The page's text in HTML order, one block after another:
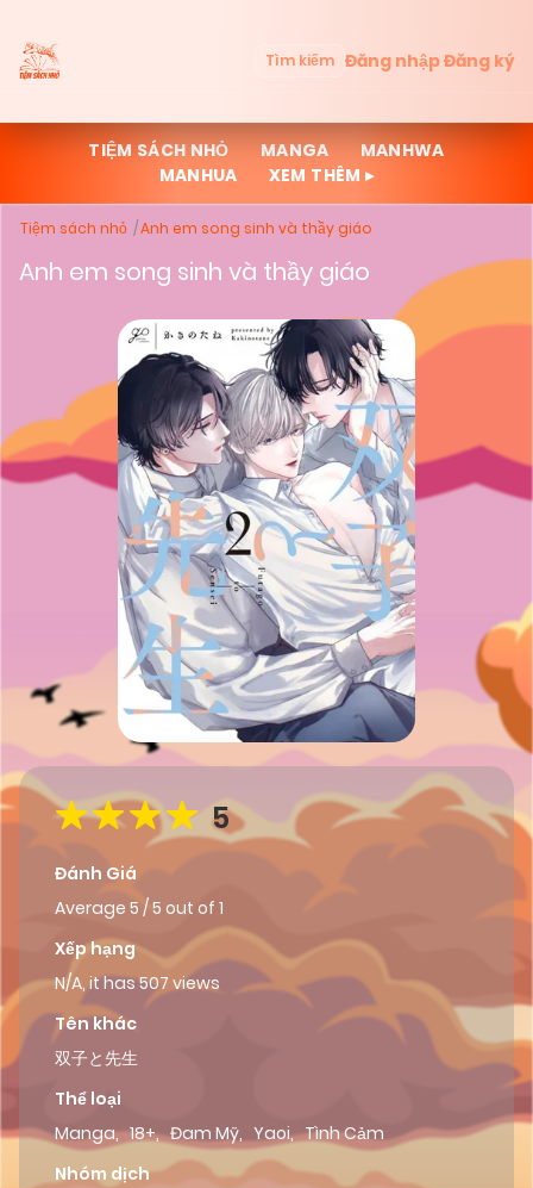
Tìm kiếm Đăng nhậpĐăng ký
TIỆM SÁCH NHỎ MANGA
MANHWA
MANHUA
XEM THÊM ▸
Tiệm sách nhỏ Anh em song sinh và thầy giáo
Anh em song sinh và thầy giáo
5
Đánh Giá
Average 5 /5 out of 1
Xếp hạng
N/A, it has 507 views
Tên khác
双子と先生
Thể loại
Manga, 18+, Đam Mỹ, Yaoi, Tình Cảm
Nhóm dịch